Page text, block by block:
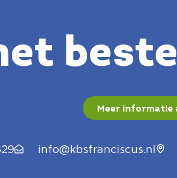
Meer informatie
info@kbsfranciscus.nl